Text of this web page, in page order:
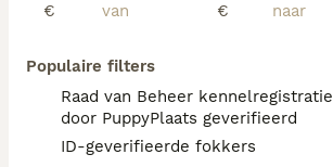
€
€
Populaire filters
Raad van Beheer kennelregistratie
door PuppyPlaats geverifieerd
ID-geverifieerde fokkers